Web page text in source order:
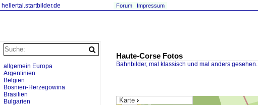
hellertal.startbilder.de Forum Impressum
Haute-Corse Fotos
Bahnbilder, mal klassisch und mal anders gesehen.
Karte
allgemein Europa
Argentinien
Belgien
Bosnien-Herzegowina
Brasilien
Bulgarien